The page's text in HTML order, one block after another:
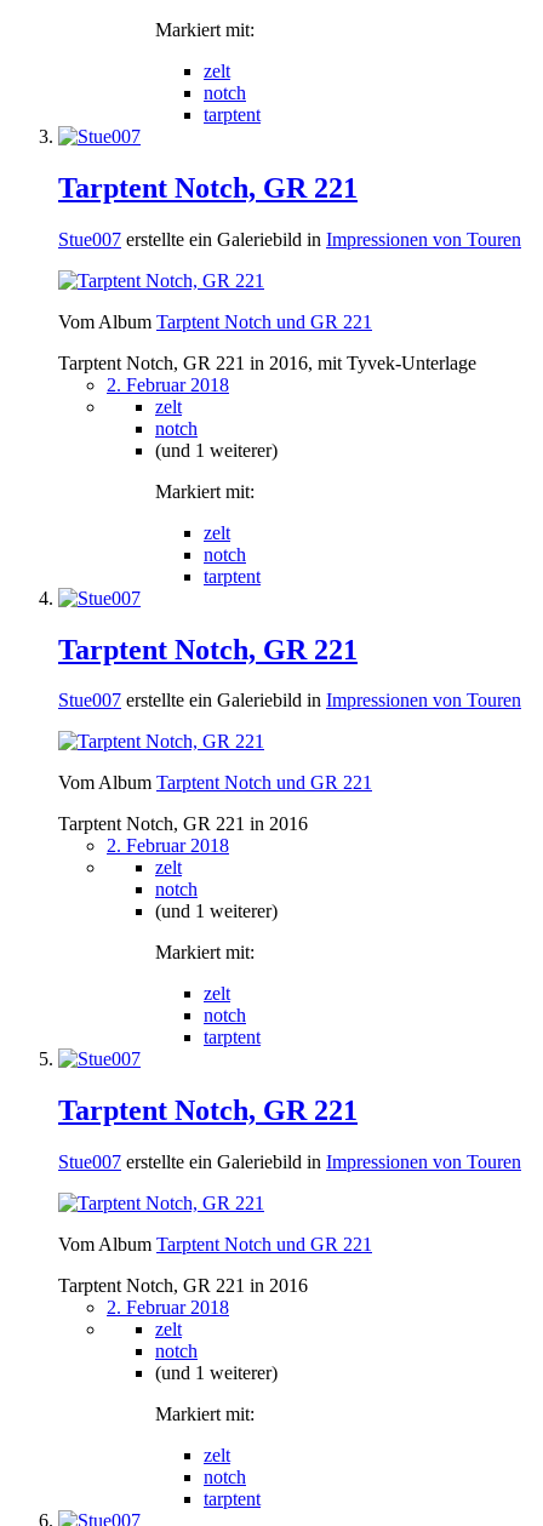
Markiert mit:
zelt
notch
tarptent
Tarptent Notch, GR 221
Stue007 erstellte ein Galeriebild in Impressionen von Touren
Vom Album Tarptent Notch und GR 221
Tarptent Notch, GR 221 in 2016, mit Tyvek-Unterlage
2. Februar 2018
zelt
notch
(und 1 weiterer)
Markiert mit:
zelt
notch
tarptent
Tarptent Notch, GR 221
Stue007 erstellte ein Galeriebild in Impressionen von Touren
Vom Album Tarptent Notch und GR 221
Tarptent Notch, GR 221 in 2016
2. Februar 2018
zelt
notch
(und 1 weiterer)
Markiert mit:
zelt
notch
tarptent
Tarptent Notch, GR 221
Stue007 erstellte ein Galeriebild in Impressionen von Touren
Vom Album Tarptent Notch und GR 221
Tarptent Notch, GR 221 in 2016
2. Februar 2018
zelt
notch
(und 1 weiterer)
Markiert mit:
zelt
notch
tarptent